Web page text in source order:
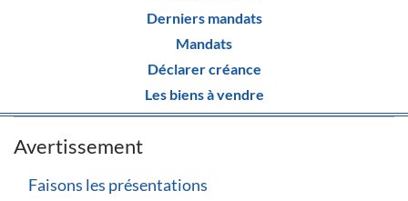
Derniers mandats
Mandats
Déclarer créance
Les biens à vendre
Avertissement
Faisons les présentations